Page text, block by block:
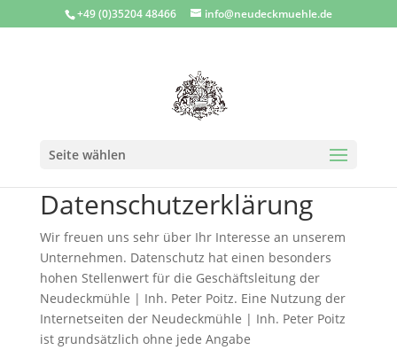
+49 (0)35204 48466 info@neudeckmuehle.de
Seite wählen
Datenschutzerklärung
Wir freuen uns sehr über Ihr Interesse an unserem
Unternehmen. Datenschutz hat einen besonders
hohen Stellenwert für die Geschäftsleitung der
Neudeckmühle | Inh. Peter Poitz. Eine Nutzung der
Internetseiten der Neudeckmühle | Inh. Peter Poitz
ist grundsätzlich ohne jede Angabe